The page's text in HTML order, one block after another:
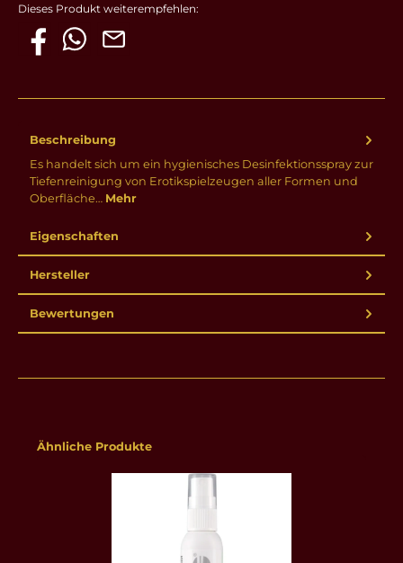
Dieses Produkt weiterempfehlen:
Beschreibung
Es handelt sich um ein hygienisches Desinfektionsspray zur
Tiefenreinigung von Erotikspielzeugen aller Formen und
Oberfläche… Mehr
Eigenschaften
Hersteller
Bewertungen
Produktgalerie überspringen
Ähnliche Produkte